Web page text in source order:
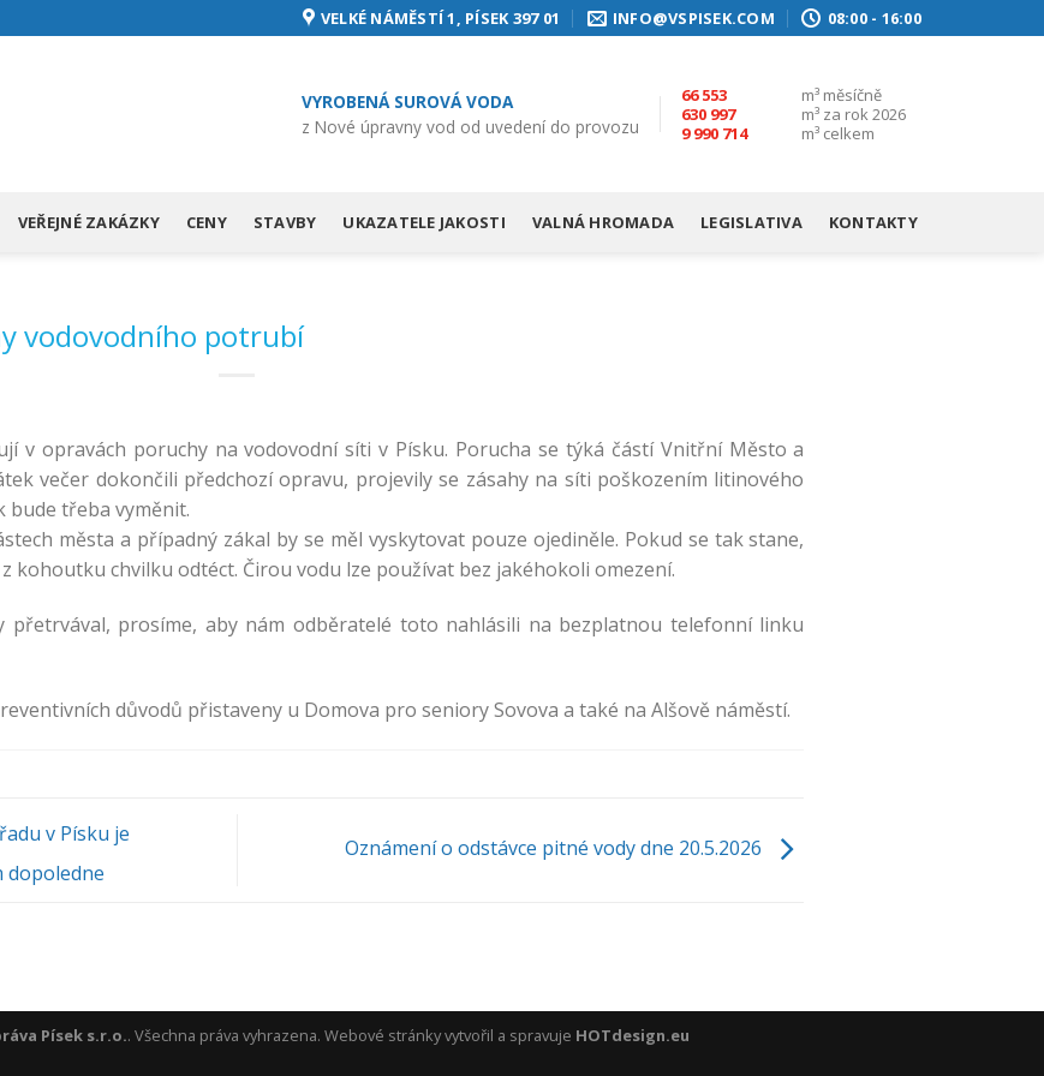
VELKÉ NÁMĚSTÍ 1, PÍSEK 397 01 INFO@VSPISEK.COM 08:00 - 16:00
VYROBENÁ SUROVÁ VODA
z Nové úpravny vod od uvedení do provozu
66 553
630 997
9 990 714
m³ měsíčně
m³ za rok 2026
m³ celkem
VEŘEJNÉ ZAKÁZKY CENY STAVBY UKAZATELE JAKOSTI VALNÁ HROMADA LEGISLATIVA KONTAKTY
vodovodního potrubí
v opravách poruchy na vodovodní síti v Písku. Porucha se týká částí Vnitřní Město a
večer dokončili předchozí opravu, projevily se zásahy na síti poškozením litinového
bude třeba vyměnit.
města a případný zákal by se měl vyskytovat pouze ojediněle. Pokud se tak stane,
kohoutku chvilku odtéct. Čirou vodu lze používat bez jakéhokoli omezení.
přetrvával, prosíme, aby nám odběratelé toto nahlásili na bezplatnou telefonní linku
důvodů přistaveny u Domova pro seniory Sovova a také na Alšově náměstí.
v Písku je
dopoledne
Oznámení o odstávce pitné vody dne 20.5.2026
Písek s.r.o.. Všechna práva vyhrazena. Webové stránky vytvořil a spravuje HOTdesign.eu